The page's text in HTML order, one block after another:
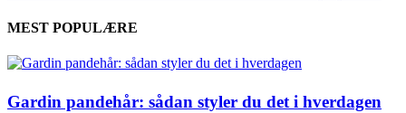
MEST POPULÆRE
Gardin pandehår: sådan styler du det i hverdagen